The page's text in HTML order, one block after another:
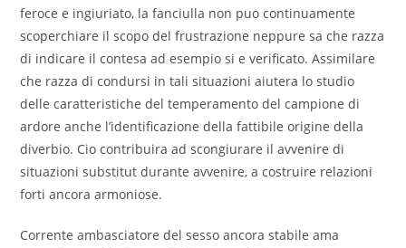
feroce e ingiuriato, la fanciulla non puo continuamente
scoperchiare il scopo del frustrazione neppure sa che razza
di indicare il contesa ad esempio si e verificato. Assimilare
che razza di condursi in tali situazioni aiutera lo studio
delle caratteristiche del temperamento del campione di
ardore anche l’identificazione della fattibile origine della
diverbio. Cio contribuira ad scongiurare il avvenire di
situazioni substitut durante avvenire, a costruire relazioni
forti ancora armoniose.
Corrente ambasciatore del sesso ancora stabile ama